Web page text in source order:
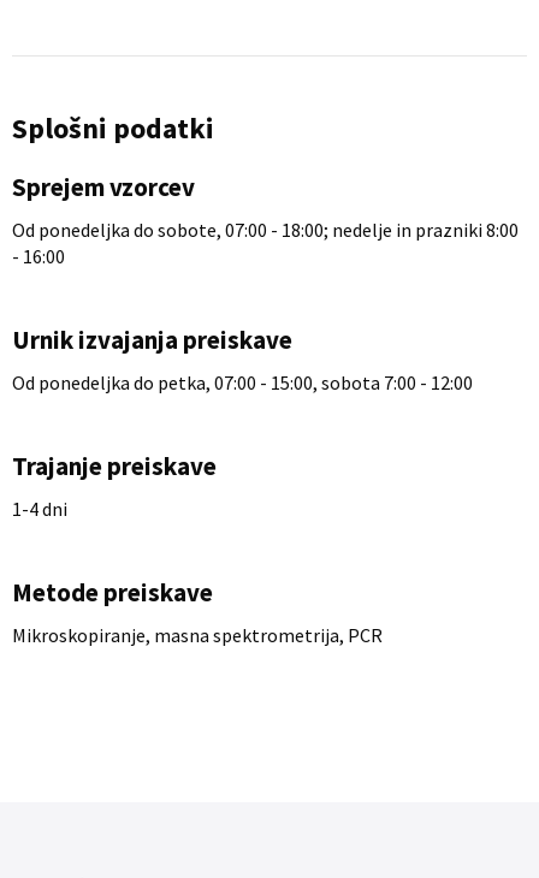
Splošni podatki
Sprejem vzorcev
Od ponedeljka do sobote, 07:00 - 18:00; nedelje in prazniki 8:00
- 16:00
Urnik izvajanja preiskave
Od ponedeljka do petka, 07:00 - 15:00, sobota 7:00 - 12:00
Trajanje preiskave
1-4 dni
Metode preiskave
Mikroskopiranje, masna spektrometrija, PCR